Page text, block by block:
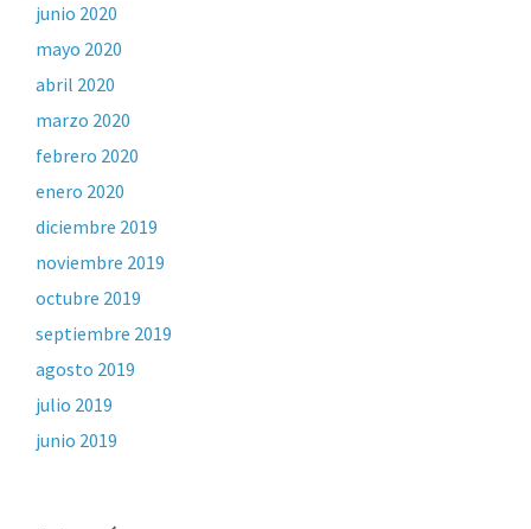
junio 2020
mayo 2020
abril 2020
marzo 2020
febrero 2020
enero 2020
diciembre 2019
noviembre 2019
octubre 2019
septiembre 2019
agosto 2019
julio 2019
junio 2019